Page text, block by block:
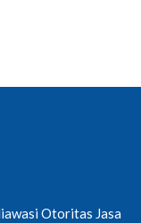
Otoritas Jasa